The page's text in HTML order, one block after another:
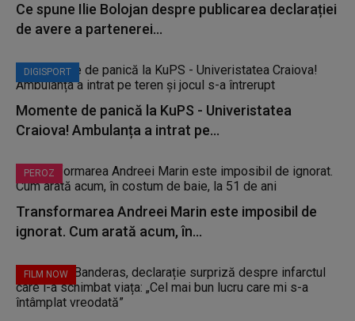
Ce spune Ilie Bolojan despre publicarea declarației
de avere a partenerei...
DIGISPORT
Momente de panică la KuPS - Univeristatea
Craiova! Ambulanța a intrat pe...
PEROZ
Transformarea Andreei Marin este imposibil de
ignorat. Cum arată acum, în...
FILM NOW